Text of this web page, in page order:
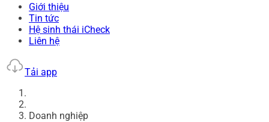
Giới thiệu
Tin tức
Hệ sinh thái iCheck
Liên hệ
Tải app
Doanh nghiệp